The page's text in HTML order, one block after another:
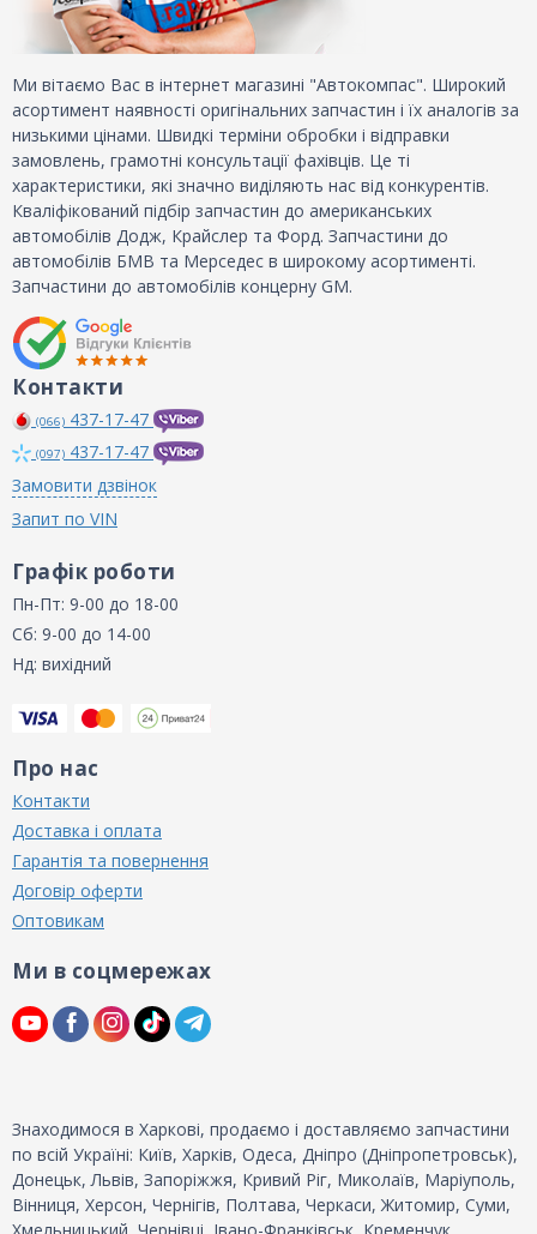
Ми вітаємо Вас в інтернет магазині "Автокомпас". Широкий
асортимент наявності оригінальних запчастин і їх аналогів за
низькими цінами. Швидкі терміни обробки і відправки
замовлень, грамотні консультації фахівців. Це ті
характеристики, які значно виділяють нас від конкурентів.
Кваліфікований підбір запчастин до американських
автомобілів Додж, Крайслер та Форд. Запчастини до
автомобілів БМВ та Мерседес в широкому асортименті.
Запчастини до автомобілів концерну GM.
Контакти
(066) 437-17-47
(097) 437-17-47
Замовити дзвінок
Запит по VIN
Графік роботи
Пн-Пт: 9-00 до 18-00
Сб: 9-00 до 14-00
Нд: вихідний
Про нас
Контакти
Доставка і оплата
Гарантія та повернення
Договір оферти
Оптовикам
Ми в соцмережах
Знаходимося в Харкові, продаємо і доставляємо запчастини
по всій Україні: Київ, Харків, Одеса, Дніпро (Дніпропетровськ),
Донецьк, Львів, Запоріжжя, Кривий Ріг, Миколаїв, Маріуполь,
Вінниця, Херсон, Чернігів, Полтава, Черкаси, Житомир, Суми,